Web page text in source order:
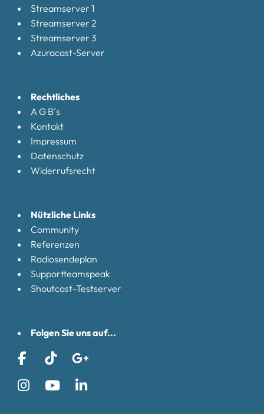
Streamserver 1
Streamserver 2
Streamserver 3
Azuracast-Server
Rechtliches
A G B´s
Kontakt
Impressum
Datenschutz
Widerrufsrecht
Nützliche Links
Community
Referenzen
Radiosendeplan
Supportteamspeak
Shoutcast-Testserver
Folgen Sie uns auf...